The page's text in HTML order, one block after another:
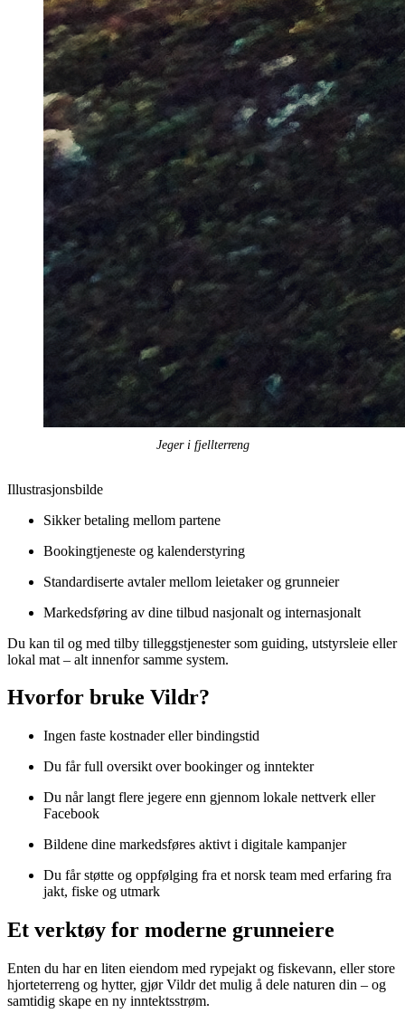
Jeger i fjellterreng
Illustrasjonsbilde
Sikker betaling mellom partene
Bookingtjeneste og kalenderstyring
Standardiserte avtaler mellom leietaker og grunneier
Markedsføring av dine tilbud nasjonalt og internasjonalt
Du kan til og med tilby tilleggstjenester som guiding, utstyrsleie eller
lokal mat – alt innenfor samme system.
Hvorfor bruke Vildr?
Ingen faste kostnader eller bindingstid
Du får full oversikt over bookinger og inntekter
Du når langt flere jegere enn gjennom lokale nettverk eller
Facebook
Bildene dine markedsføres aktivt i digitale kampanjer
Du får støtte og oppfølging fra et norsk team med erfaring fra
jakt, fiske og utmark
Et verktøy for moderne grunneiere
Enten du har en liten eiendom med rypejakt og fiskevann, eller store
hjorteterreng og hytter, gjør Vildr det mulig å dele naturen din – og
samtidig skape en ny inntektsstrøm.